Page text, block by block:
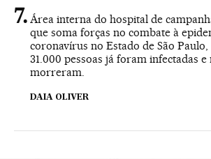
Área interna do hospital de
que soma forças no combate à
coronavírus no Estado de São
31.000 pessoas já foram infectadas e
morreram.
DAIA OLIVER